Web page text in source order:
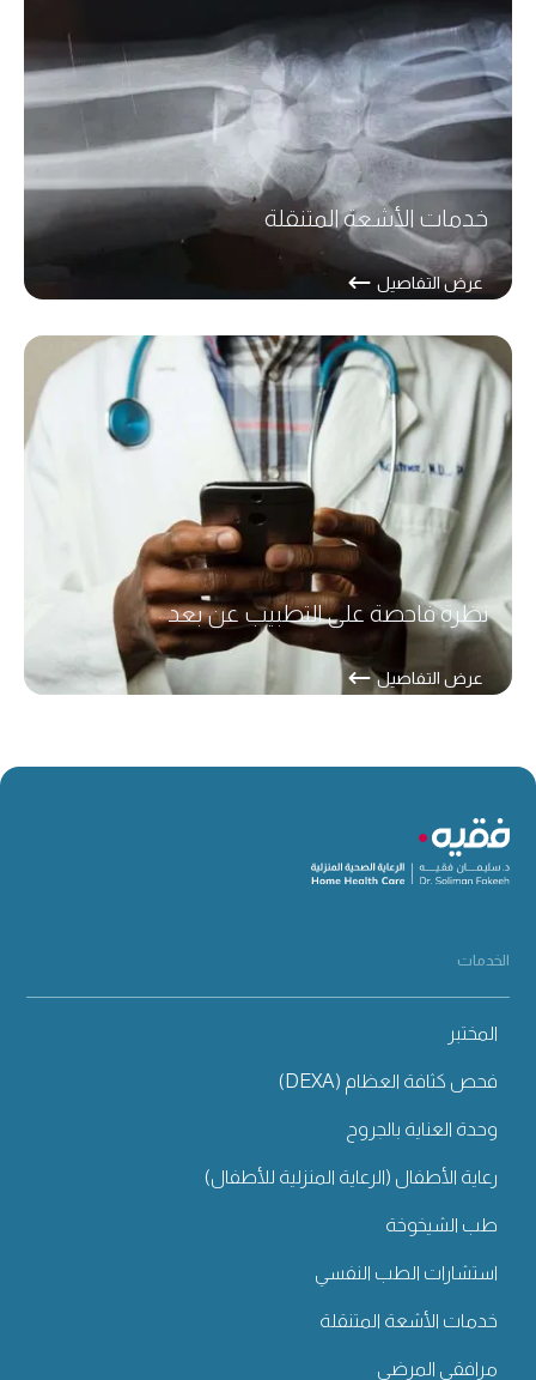
خدمات الأشعة المتنقلة
عرض التفاصيل
نظرة فاحصة على التطبيب عن بعد
عرض التفاصيل
الخدمات
المختبر
فحص كثافة العظام (DEXA)
وحدة العناية بالجروح
رعاية الأطفال (الرعاية المنزلية للأطفال)
طب الشيخوخة
استشارات الطب النفسي
خدمات الأشعة المتنقلة
مرافقي المرضى